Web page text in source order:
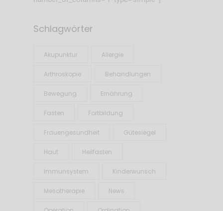
Schlagwörter
Akupunktur Allergie
Arthroskopie Behandlungen
Bewegung Ernährung
Fasten Fortbildung
Frauengesundheit Gütesiegel
Haut Heilfasten
Immunsystem Kinderwunsch
Mesotherapie News